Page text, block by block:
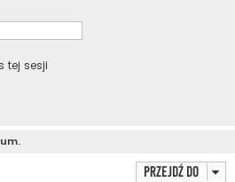
tej sesji
Przejdź do